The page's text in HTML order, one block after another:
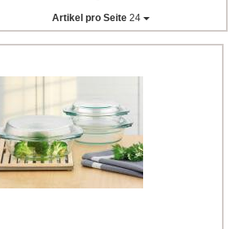
Artikel pro Seite 24